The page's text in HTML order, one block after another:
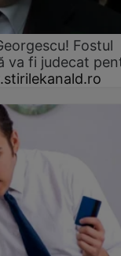
Fostul
va fi judecat